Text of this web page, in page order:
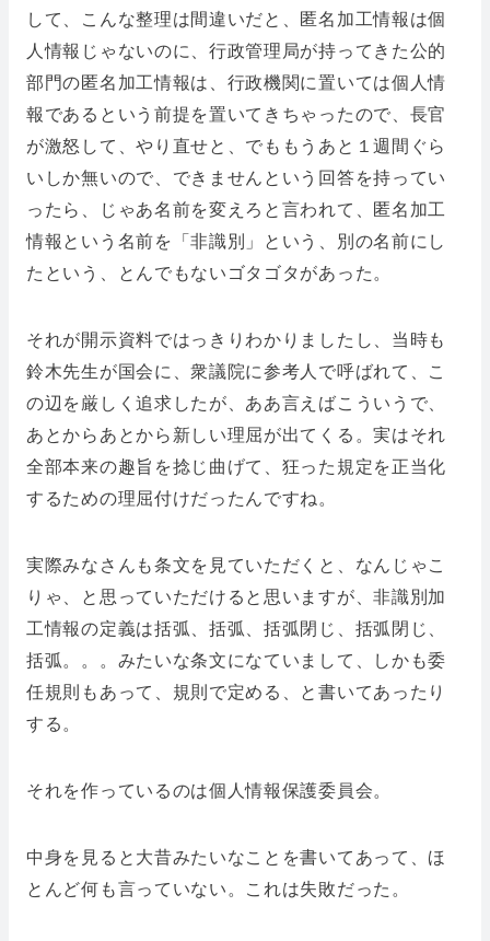
して、こんな整理は間違いだと、匿名加工情報は個
人情報じゃないのに、行政管理局が持ってきた公的
部門の匿名加工情報は、行政機関に置いては個人情
報であるという前提を置いてきちゃったので、長官
が激怒して、やり直せと、でももうあと１週間ぐら
いしか無いので、できませんという回答を持ってい
ったら、じゃあ名前を変えろと言われて、匿名加工
情報という名前を「非識別」という、別の名前にし
たという、とんでもないゴタゴタがあった。
それが開示資料ではっきりわかりましたし、当時も
鈴木先生が国会に、衆議院に参考人で呼ばれて、こ
の辺を厳しく追求したが、ああ言えばこういうで、
あとからあとから新しい理屈が出てくる。実はそれ
全部本来の趣旨を捻じ曲げて、狂った規定を正当化
するための理屈付けだったんですね。
実際みなさんも条文を見ていただくと、なんじゃこ
りゃ、と思っていただけると思いますが、非識別加
工情報の定義は括弧、括弧、括弧閉じ、括弧閉じ、
括弧。。。みたいな条文になていまして、しかも委
任規則もあって、規則で定める、と書いてあったり
する。
それを作っているのは個人情報保護委員会。
中身を見ると大昔みたいなことを書いてあって、ほ
とんど何も言っていない。これは失敗だった。